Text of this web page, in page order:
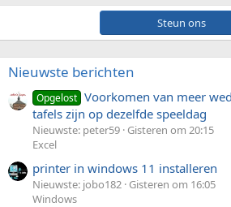
Steun
Nieuwste berichten
Opgelost Voorkomen van meer
tafels zijn op dezelfde speeldag
Nieuwste: peter59 Gisteren om 20:15
Excel
printer in windows 11 installeren
Nieuwste: jobo182 Gisteren om 16:05
Windows